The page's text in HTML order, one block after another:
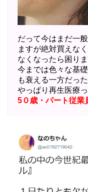
だって今はまだ一
ますが絶対買えな
なくなったら困り
今までは色々な基
も衰える一方だっ
やっぱり再生医療
5０歳・パート従業